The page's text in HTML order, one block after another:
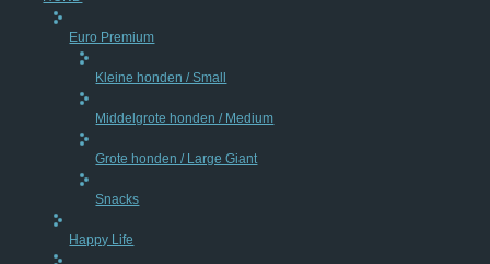
Euro Premium
Kleine honden / Small
Middelgrote honden / Medium
Grote honden / Large Giant
Snacks
Happy Life